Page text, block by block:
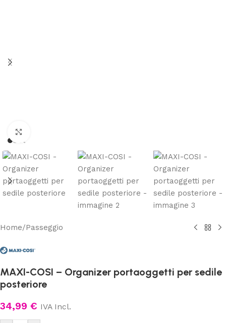
Home/Passeggio
MAXI-COSI – Organizer portaoggetti per sedile
posteriore
34,99 € IVA Incl.